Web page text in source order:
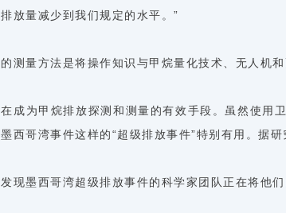
放量减少到我们规定的水平。”
测量方法是将操作知识与甲烷量化技术、无人机
成为甲烷排放探测和测量的有效手段。虽然使
西哥湾事件这样的“超级排放事件”特别有用。据
现墨西哥湾超级排放事件的科学家团队正在将他